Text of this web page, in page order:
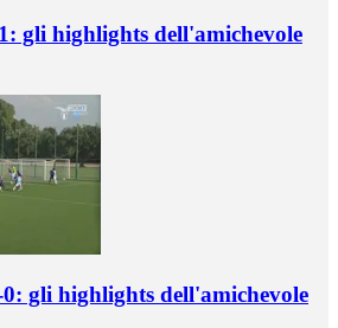
gli highlights dell'amichevole
gli highlights dell'amichevole